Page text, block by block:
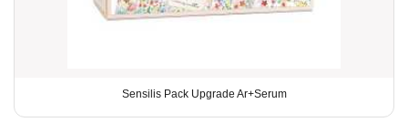
Sensilis Pack Upgrade Ar+Serum